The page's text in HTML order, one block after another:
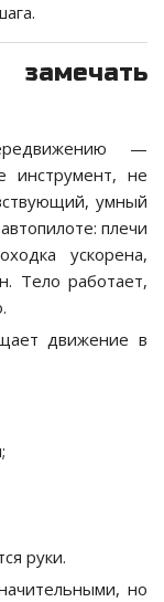
—
инструмент, не
умный
плечи
ускорена,
Тело работает,
движение в
руки.
но